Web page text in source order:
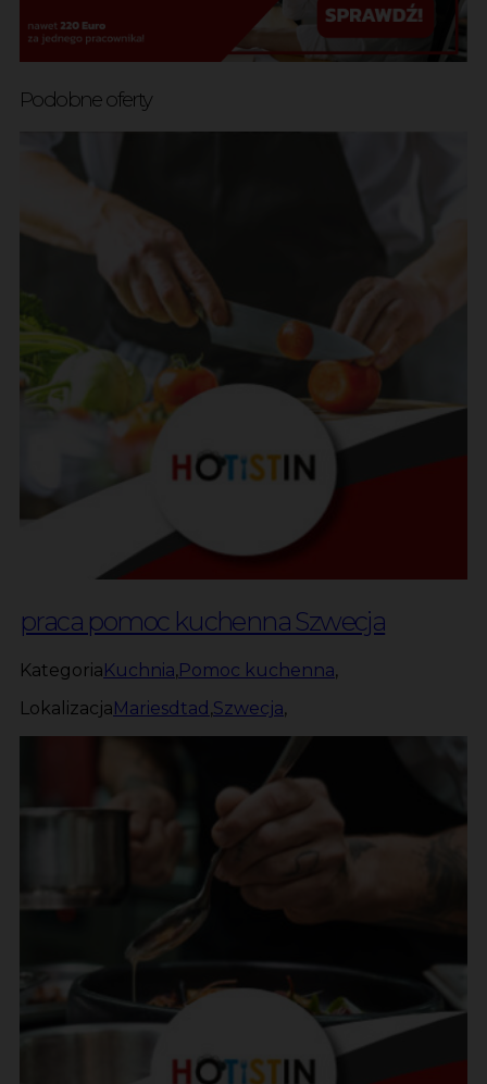
Podobne oferty
praca pomoc kuchenna Szwecja
KategoriaKuchnia,Pomoc kuchenna,
LokalizacjaMariesdtad ,Szwecja,